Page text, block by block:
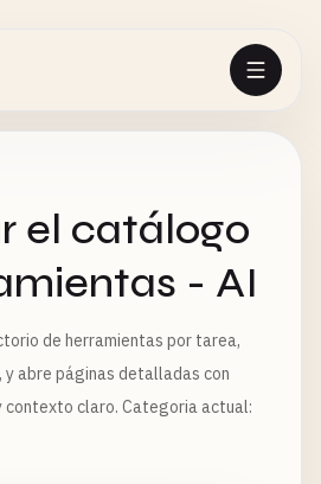
el catálogo
- AI
de herramientas por tarea,
abre páginas detalladas con
contexto claro. Categoria actual: